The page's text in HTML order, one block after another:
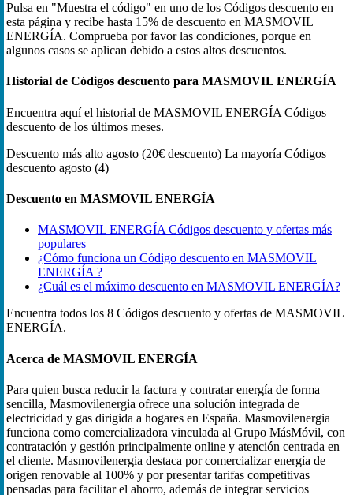
Pulsa en "Muestra el código" en uno de los Códigos descuento en
esta página y recibe hasta 15% de descuento en MASMOVIL
ENERGÍA. Comprueba por favor las condiciones, porque en
algunos casos se aplican debido a estos altos descuentos.
Historial de Códigos descuento para MASMOVIL ENERGÍA
Encuentra aquí el historial de MASMOVIL ENERGÍA Códigos
descuento de los últimos meses.
Descuento más alto agosto (20€ descuento) La mayoría Códigos
descuento agosto (4)
Descuento en MASMOVIL ENERGÍA
MASMOVIL ENERGÍA Códigos descuento y ofertas más
populares
¿Cómo funciona un Código descuento en MASMOVIL
ENERGÍA ?
¿Cuál es el máximo descuento en MASMOVIL ENERGÍA?
Encuentra todos los 8 Códigos descuento y ofertas de MASMOVIL
ENERGÍA.
Acerca de MASMOVIL ENERGÍA
Para quien busca reducir la factura y contratar energía de forma
sencilla, Masmovilenergia ofrece una solución integrada de
electricidad y gas dirigida a hogares en España. Masmovilenergia
funciona como comercializadora vinculada al Grupo MásMóvil, con
contratación y gestión principalmente online y atención centrada en
el cliente. Masmovilenergia destaca por comercializar energía de
origen renovable al 100% y por presentar tarifas competitivas
pensadas para facilitar el ahorro, además de integrar servicios